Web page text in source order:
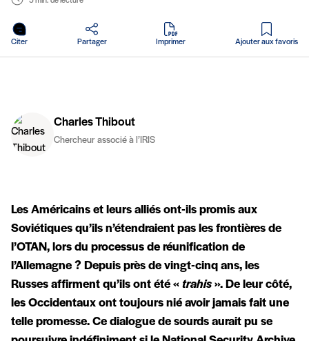
Citer Partager Imprimer
en PDF
Ajouter aux favoris
Charles Thibout
Chercheur associé à l’IRIS
Les Américains et leurs alliés ont-ils promis aux
Soviétiques qu’ils n’étendraient pas les frontières de
l’OTAN, lors du processus de réunification de
l’Allemagne ? Depuis près de vingt-cinq ans, les
Russes affirment qu’ils ont été « trahis». De leur côté,
les Occidentaux ont toujours nié avoir jamais fait une
telle promesse. Ce dialogue de sourds aurait pu se